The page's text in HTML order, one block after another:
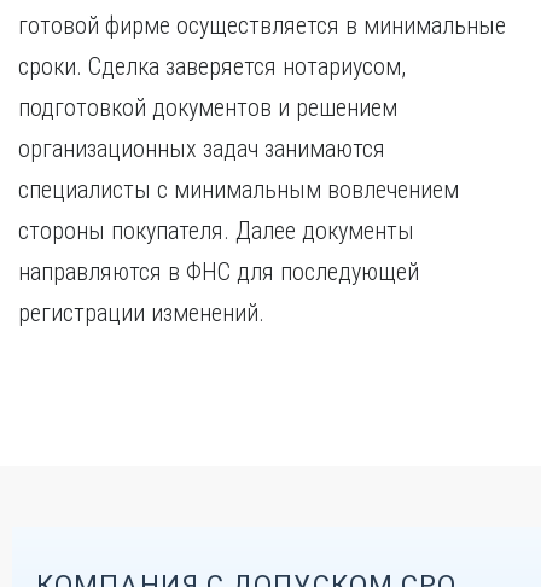
готовой фирме осуществляется в минимальные
сроки. Сделка заверяется нотариусом,
подготовкой документов и решением
организационных задач занимаются
специалисты с минимальным вовлечением
стороны покупателя. Далее документы
направляются в ФНС для последующей
регистрации изменений.